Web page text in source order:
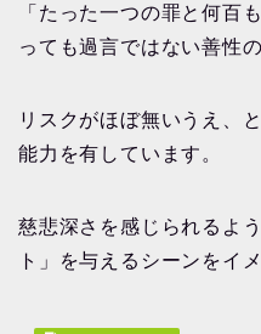
「たった一つの罪と何百
っても過言ではない善性
リスクがほぼ無いうえ、
能力を有しています。
慈悲深さを感じられるよ
ト」を与えるシーンをイ